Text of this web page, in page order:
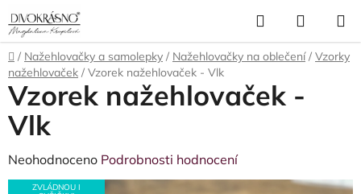
na
obsah
Hledat
KOŠÍK
Domů
/ Nažehlovačky a samolepky / Nažehlovačky na oblečení / Vzorky
nažehlovaček / Vzorek nažehlovaček - Vlk
Vzorek nažehlovaček -
Vlk
Průměrné
hodnocení
Neohodnoceno Podrobnosti hodnocení
ZVLÁDNOU I